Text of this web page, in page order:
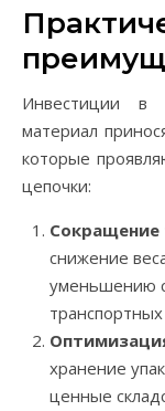
Инвестиции в
материал
которые
цепочки:
Сокращение
снижение
уменьшению
хранение
ценные